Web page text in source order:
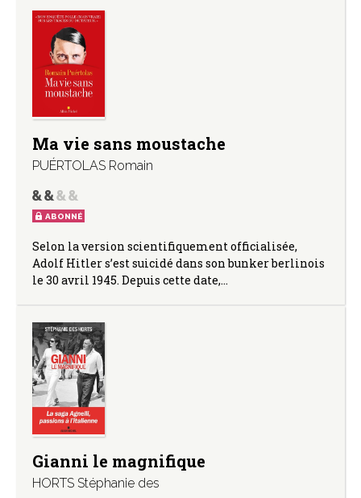
Ma vie sans moustache
PUÉRTOLAS Romain
ABONNÉ
Selon la version scientifiquement officialisée,
Adolf Hitler s’est suicidé dans son bunker berlinois
le 30 avril 1945. Depuis cette date,…
Gianni le magnifique
HORTS Stéphanie des